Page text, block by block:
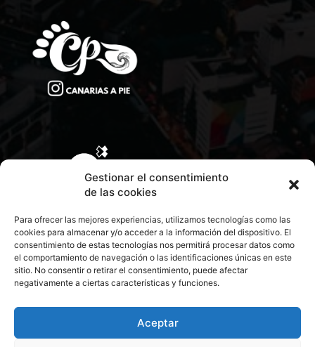
Gestionar el consentimiento
de las cookies
Para ofrecer las mejores experiencias, utilizamos tecnologías como las
cookies para almacenar y/o acceder a la información del dispositivo. El
consentimiento de estas tecnologías nos permitirá procesar datos como
el comportamiento de navegación o las identificaciones únicas en este
sitio. No consentir o retirar el consentimiento, puede afectar
negativamente a ciertas características y funciones.
Aceptar
CONTACTA CON NOSOTROS